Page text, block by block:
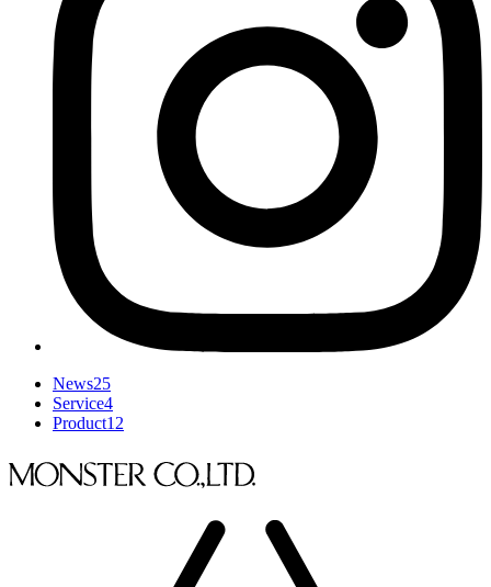
News25
Service4
Product12